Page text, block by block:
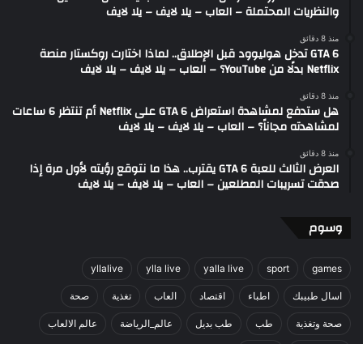
والنظريات المحتملة – العاب – يلا لايف – يلا لايف
منذ 8 دقائق
GTA 6 تدخل هوليوود قبل الإطلاق.. لماذا اختارت روكستار منصة
Netflix بدلًا من YouTube؟ – العاب – يلا لايف – يلا لايف
منذ 8 دقائق
هل ستدفع لمشاهدة استعراض GTA 6 على Netflix أم تنتظر 6 ساعات
لمشاهدته مجاناً؟ – العاب – يلا لايف – يلا لايف
منذ 8 دقائق
العرض الثالث للعبة GTA 6 يقترب.. هذا ما نتوقع رؤيته لأول مرة إذا
صدقت تسريبات المطلعين – العاب – يلا لايف – يلا لايف
وسوم
games
sport
yalla live
ylla live
yllalive
اسال طبيبك اطباء اقتصاد العاب تغذية صحة
صحة وتغذية طب طب بديل عالم_الرياضة عالم الالعاب